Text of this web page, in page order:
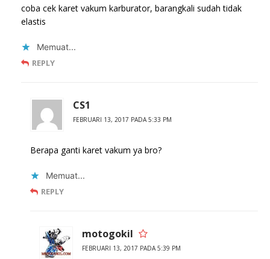
coba cek karet vakum karburator, barangkali sudah tidak
elastis
Memuat...
REPLY
CS1
FEBRUARI 13, 2017 PADA 5:33 PM
Berapa ganti karet vakum ya bro?
Memuat...
REPLY
motogokil
FEBRUARI 13, 2017 PADA 5:39 PM